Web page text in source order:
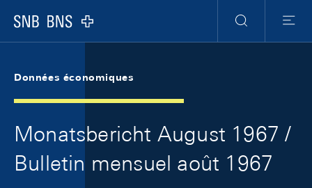
Logo
RechercheMenu
Données économiques
Monatsbericht August 1967 /
Bulletin mensuel août 1967